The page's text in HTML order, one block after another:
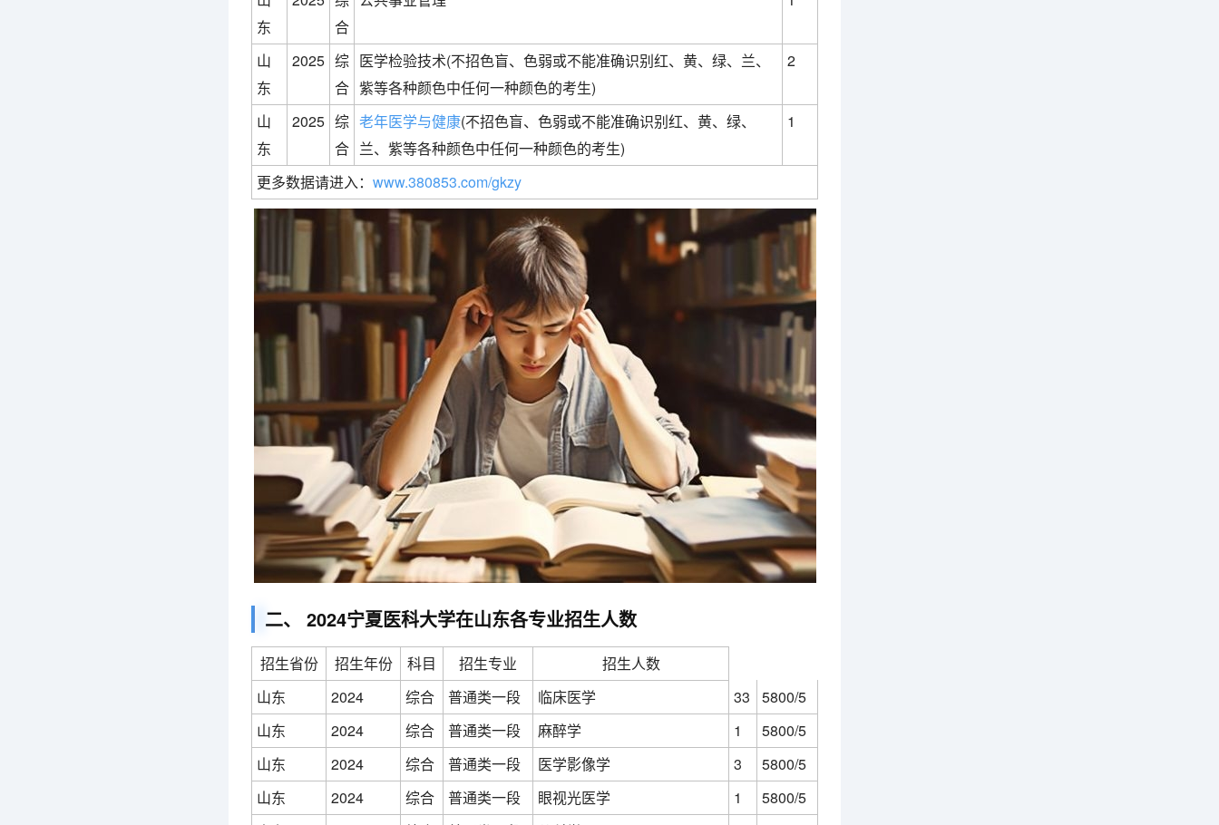
东
合
山
东
2025 综
合
医学检验技术(不招色盲、色弱或不能准确识别红、黄、绿、兰、
紫等各种颜色中任何一种颜色的考生)
2
山
东
2025 综
合
老年医学与健康(不招色盲、色弱或不能准确识别红、黄、绿、
兰、紫等各种颜色中任何一种颜色的考生)
1
更多数据请进入： www.380853.com/gkzy
二、 2024宁夏医科大学在山东各专业招生人数
招生省份 招生年份 科目 招生专业
招生人数
山东
2024 综合 普通类一段 临床医学 33
5800/5
山东
2024 综合 普通类一段 麻醉学 1
5800/5
山东
2024 综合 普通类一段 医学影像学 3
5800/5
山东
2024 综合 普通类一段 眼视光医学 1
5800/5